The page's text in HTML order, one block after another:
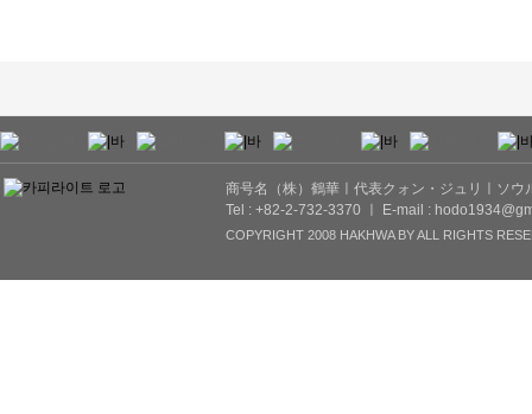
商号名（株）鶴華ㅣ代表クォン・ジュリㅣソ
Tel : +82-2-732-3370 ㅣ E-mail :
COPYRIGHT 2008 HAKHWA BY ALL RIGHTS